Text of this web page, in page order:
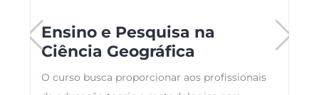
Ensino e Pesquisa na
Ciência Geográfica
O curso busca proporcionar aos profissionais